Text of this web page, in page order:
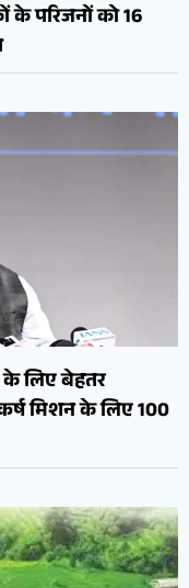
के परिजनों को 16
लिए बेहतर
मिशन के लिए 100